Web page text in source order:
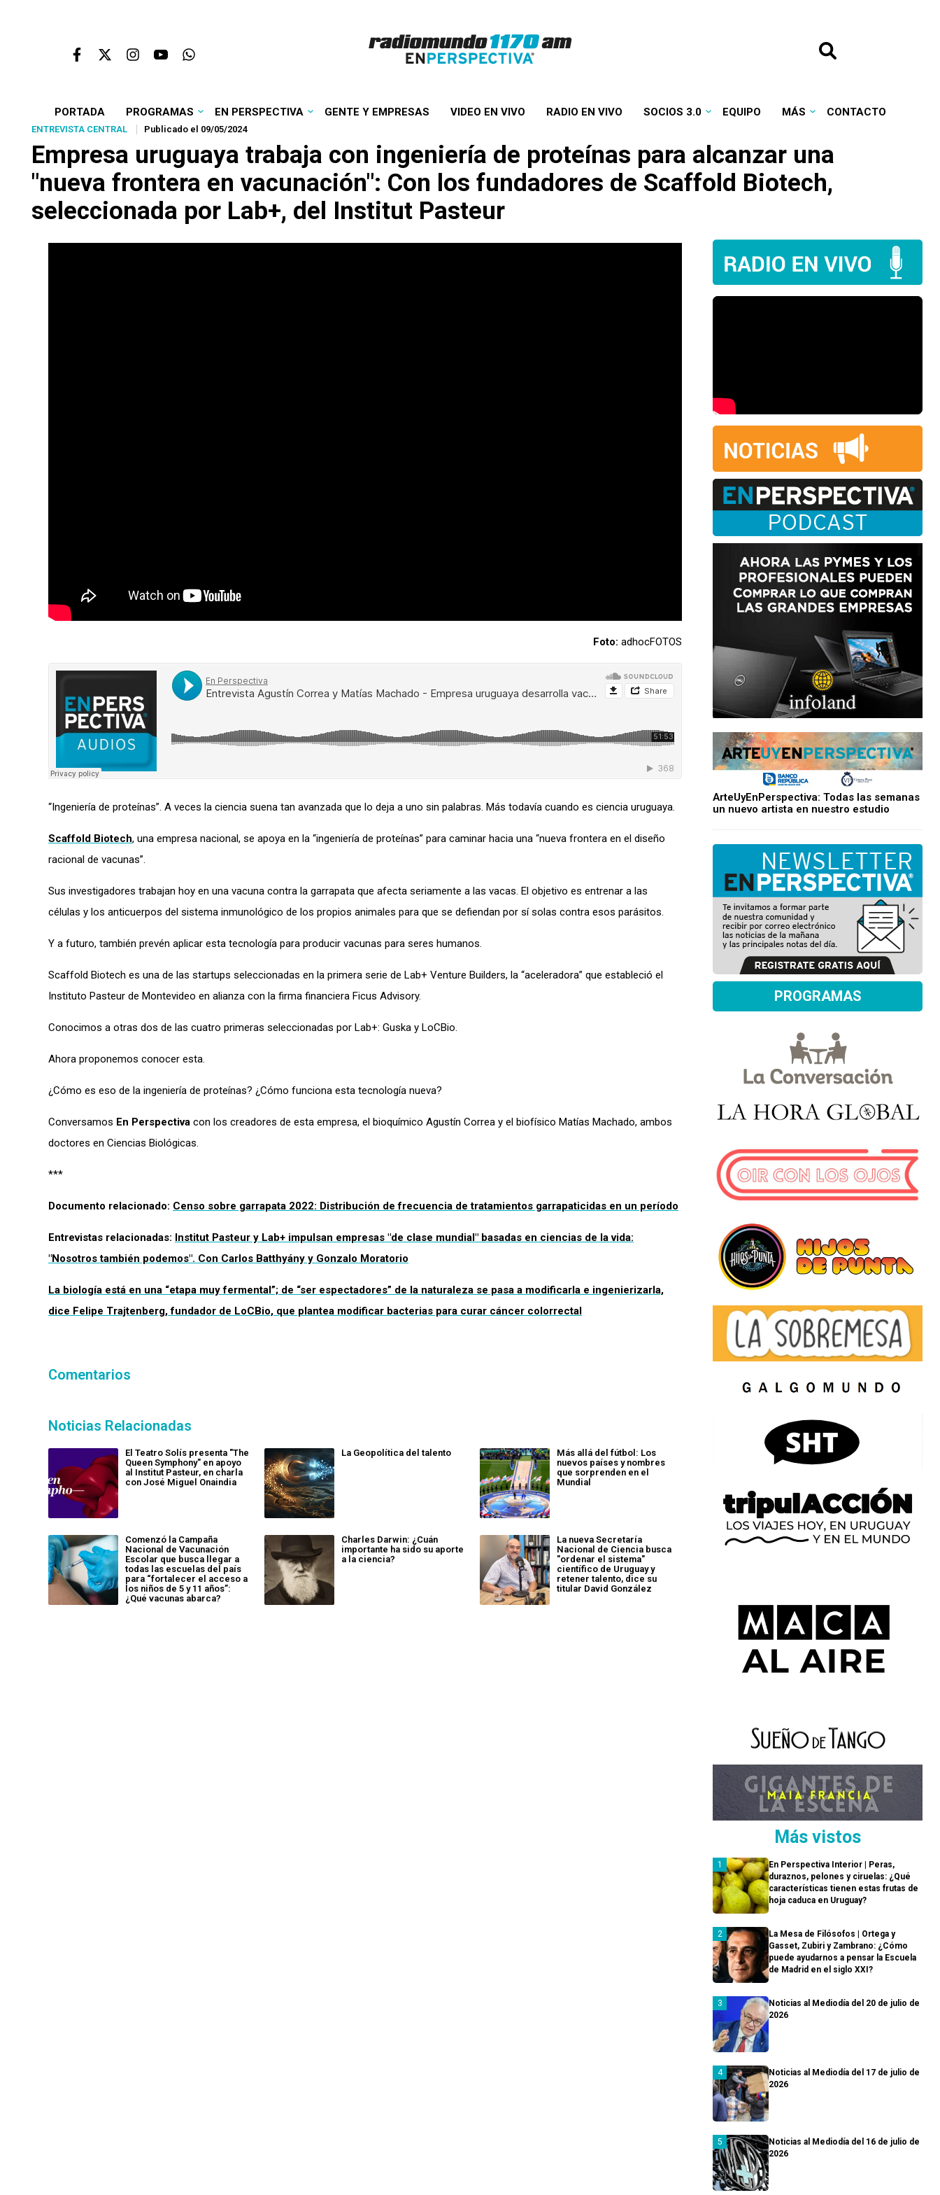
PORTADA PROGRAMAS EN PERSPECTIVA GENTE Y EMPRESAS VIDEO EN VIVO RADIO EN VIVO SOCIOS 3.0 EQUIPO MÁS CONTACTO
ENTREVISTA CENTRAL Publicado el 09/05/2024
Empresa uruguaya trabaja con ingeniería de proteínas para alcanzar una
"nueva frontera en vacunación": Con los fundadores de Scaffold Biotech,
seleccionada por Lab+, del Institut Pasteur
Foto: adhocFOTOS
“Ingeniería de proteínas”. A veces la ciencia suena tan avanzada que lo deja a uno sin palabras. Más todavía cuando es ciencia uruguaya.
Scaffold Biotech, una empresa nacional, se apoya en la “ingeniería de proteínas” para caminar hacia una “nueva frontera en el diseño
racional de vacunas”.
Sus investigadores trabajan hoy en una vacuna contra la garrapata que afecta seriamente a las vacas. El objetivo es entrenar a las
células y los anticuerpos del sistema inmunológico de los propios animales para que se defiendan por sí solas contra esos parásitos.
Y a futuro, también prevén aplicar esta tecnología para producir vacunas para seres humanos.
Scaffold Biotech es una de las startups seleccionadas en la primera serie de Lab+ Venture Builders, la “aceleradora” que estableció el
Instituto Pasteur de Montevideo en alianza con la firma financiera Ficus Advisory.
Conocimos a otras dos de las cuatro primeras seleccionadas por Lab+: Guska y LoCBio.
Ahora proponemos conocer esta.
¿Cómo es eso de la ingeniería de proteínas? ¿Cómo funciona esta tecnología nueva?
Conversamos En Perspectiva con los creadores de esta empresa, el bioquímico Agustín Correa y el biofísico Matías Machado, ambos
doctores en Ciencias Biológicas.
***
Documento relacionado: Censo sobre garrapata 2022: Distribución de frecuencia de tratamientos garrapaticidas en un período
Entrevistas relacionadas: Institut Pasteur y Lab+ impulsan empresas "de clase mundial" basadas en ciencias de la vida:
"Nosotros también podemos". Con Carlos Batthyány y Gonzalo Moratorio
La biología está en una “etapa muy fermental”; de “ser espectadores” de la naturaleza se pasa a modificarla e ingenierizarla,
dice Felipe Trajtenberg, fundador de LoCBio, que plantea modificar bacterias para curar cáncer colorrectal
Comentarios
Noticias Relacionadas
El Teatro Solís presenta "The
Queen Symphony" en apoyo
al Institut Pasteur, en charla
con José Miguel Onaindia
La Geopolítica del talento
Más allá del fútbol: Los
nuevos países y nombres
que sorprenden en el
Mundial
Comenzó la Campaña
Nacional de Vacunación
Escolar que busca llegar a
todas las escuelas del país
para “fortalecer el acceso a
los niños de 5 y 11 años”:
¿Qué vacunas abarca?
Charles Darwin: ¿Cuán
importante ha sido su aporte
a la ciencia?
La nueva Secretaría
Nacional de Ciencia busca
"ordenar el sistema"
científico de Uruguay y
retener talento, dice su
titular David González
ArteUyEnPerspectiva: Todas las semanas
un nuevo artista en nuestro estudio
PROGRAMAS
Más vistos
En Perspectiva Interior | Peras,
duraznos, pelones y ciruelas: ¿Qué
características tienen estas frutas de
hoja caduca en Uruguay?
La Mesa de Filósofos | Ortega y
Gasset, Zubiri y Zambrano: ¿Cómo
puede ayudarnos a pensar la Escuela
de Madrid en el siglo XXI?
Noticias al Mediodía del 20 de julio de
2026
Noticias al Mediodía del 17 de julio de
2026
Noticias al Mediodía del 16 de julio de
2026